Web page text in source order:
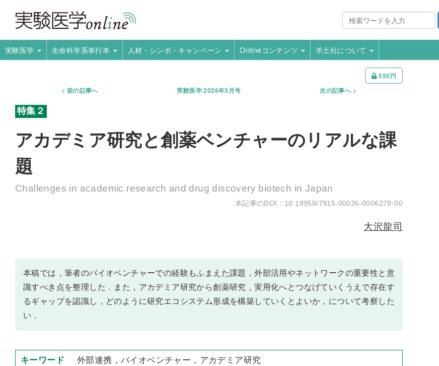
実験医学 生命科学系単行本 人材・シンポ・キャンペーン Onlineコンテンツ 羊土社について
550円
前の記事へ
実験医学 2026年3月号 次の記事へ
アカデミア研究と創薬ベンチャーのリアルな課
題
Challenges in academic research and drug discovery biotech in Japan
10.18958/7915-00036-0006278-00
大沢龍司
本稿では，筆者のバイオベンチャーでの経験もふまえた課題，外部活用やネットワークの重要性と意
識すべき点を整理した．また，アカデミア研究から創薬研究，実用化へとつなげていくうえで存在す
るギャップを認識し，どのように研究エコシステム形成を構築していくとよいか，について考察した
い．
外部連携，バイオベンチャー，アカデミア研究